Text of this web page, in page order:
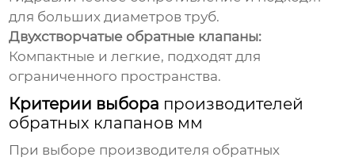
для больших диаметров труб.
Двухстворчатые обратные клапаны:
Компактные и легкие, подходят для
ограниченного пространства.
Критерии выбора производителей
обратных клапанов мм
При выборе производителя обратных